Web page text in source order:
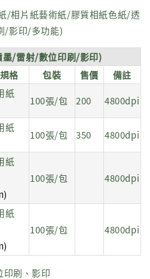
/相片紙藝術紙/膠質相紙色紙/透
/影印/多功能)
墨/雷射/數位印刷/影印)
格 包裝 售價 備註
紙
100張/包 200 4800dpi
紙
100張/包 350 4800dpi
紙
100張/包 4800dpi
紙
100張/包 4800dpi
印刷、影印